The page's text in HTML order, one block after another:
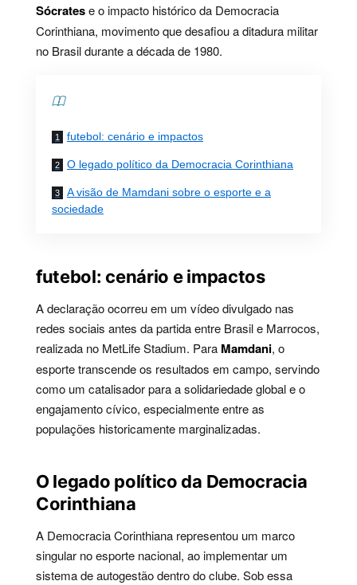
Sócratese o impacto histórico da Democracia
Corinthiana, movimento que desafiou a ditadura militar
no Brasil durante a década de 1980.
futebol: cenário e impactos
O legado político da Democracia Corinthiana
A visão de Mamdani sobre o esporte e a
sociedade
futebol: cenário e impactos
A declaração ocorreu em um vídeo divulgado nas
redes sociais antes da partida entre Brasil e Marrocos,
realizada no MetLife Stadium. Para Mamdani, o
esporte transcende os resultados em campo, servindo
como um catalisador para a solidariedade global e o
engajamento cívico, especialmente entre as
populações historicamente marginalizadas.
O legado político da Democracia
Corinthiana
A Democracia Corinthiana representou um marco
singular no esporte nacional, ao implementar um
sistema de autogestão dentro do clube. Sob essa